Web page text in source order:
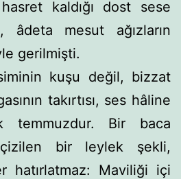
kaldığı dost sese
âdeta mesut ağızların
gerilmişti.
kuşu değil, bizzat
takırtısı, ses hâline
temmuzdur. Bir baca
bir leylek şekli,
hatırlatmaz: Maviliği içi